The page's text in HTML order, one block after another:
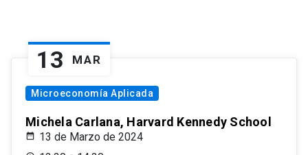
13 MAR
Microeconomía Aplicada
Michela Carlana, Harvard Kennedy School
13 de Marzo de 2024